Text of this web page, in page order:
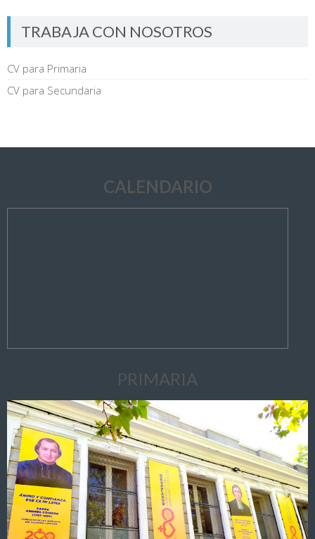
TRABAJA CON NOSOTROS
CV para Primaria
CV para Secundaria
CALENDARIO
PRIMARIA